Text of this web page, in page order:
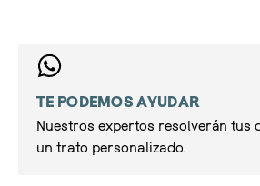
TE PODEMOS AYUDAR
Nuestros expertos resolverán tus
un trato personalizado.